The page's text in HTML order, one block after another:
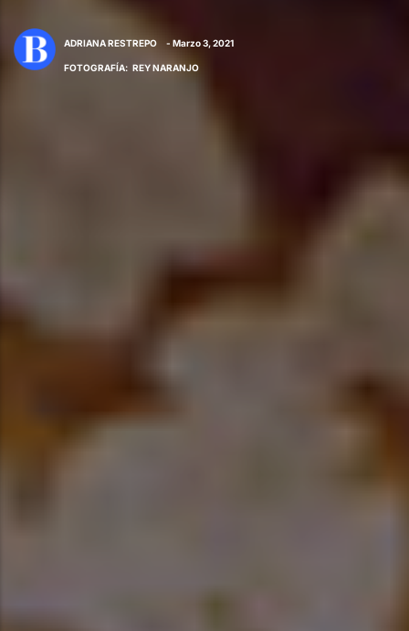
ADRIANA RESTREPO - Marzo 3, 2021
FOTOGRAFÍA: REY NARANJO